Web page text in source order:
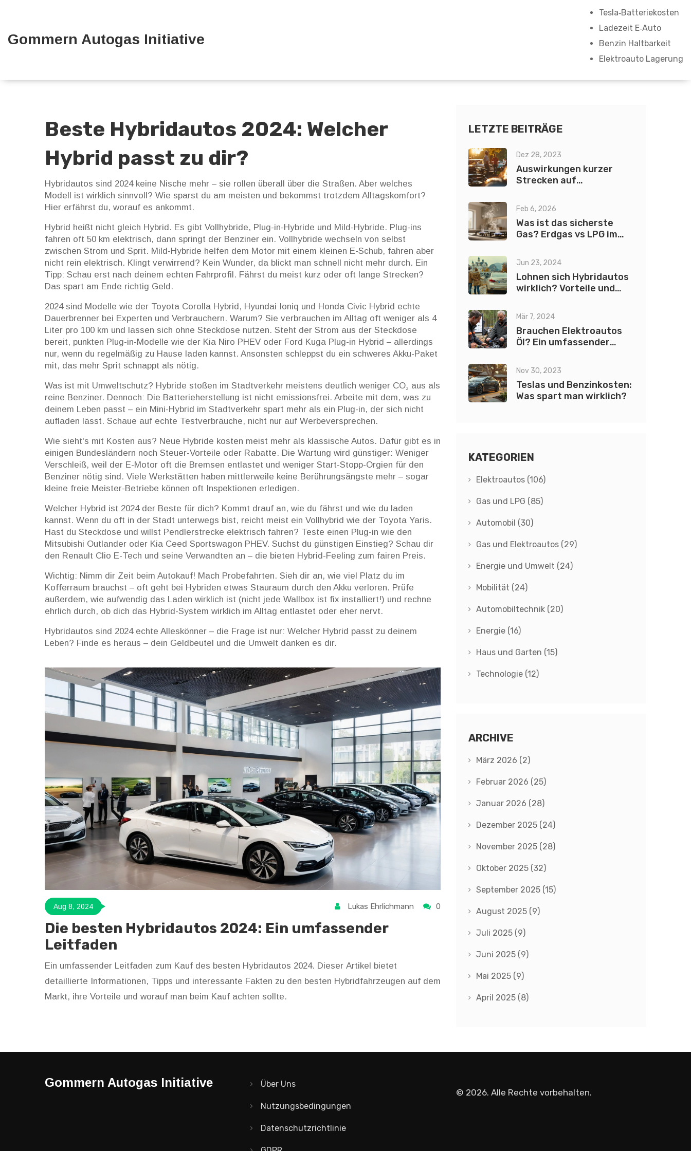
Gommern Autogas Initiative
Tesla‑Batteriekosten
Ladezeit E‑Auto
Benzin Haltbarkeit
Elektroauto Lagerung
Beste Hybridautos 2024: Welcher
Hybrid passt zu dir?
Hybridautos sind 2024 keine Nische mehr – sie rollen überall über die Straßen. Aber welches
Modell ist wirklich sinnvoll? Wie sparst du am meisten und bekommst trotzdem Alltagskomfort?
Hier erfährst du, worauf es ankommt.
Hybrid heißt nicht gleich Hybrid. Es gibt Vollhybride, Plug-in-Hybride und Mild-Hybride. Plug-ins
fahren oft 50 km elektrisch, dann springt der Benziner ein. Vollhybride wechseln von selbst
zwischen Strom und Sprit. Mild-Hybride helfen dem Motor mit einem kleinen E-Schub, fahren aber
nicht rein elektrisch. Klingt verwirrend? Kein Wunder, da blickt man schnell nicht mehr durch. Ein
Tipp: Schau erst nach deinem echten Fahrprofil. Fährst du meist kurz oder oft lange Strecken?
Das spart am Ende richtig Geld.
2024 sind Modelle wie der Toyota Corolla Hybrid, Hyundai Ioniq und Honda Civic Hybrid echte
Dauerbrenner bei Experten und Verbrauchern. Warum? Sie verbrauchen im Alltag oft weniger als 4
Liter pro 100 km und lassen sich ohne Steckdose nutzen. Steht der Strom aus der Steckdose
bereit, punkten Plug-in-Modelle wie der Kia Niro PHEV oder Ford Kuga Plug-in Hybrid – allerdings
nur, wenn du regelmäßig zu Hause laden kannst. Ansonsten schleppst du ein schweres Akku-Paket
mit, das mehr Sprit schnappt als nötig.
Was ist mit Umweltschutz? Hybride stoßen im Stadtverkehr meistens deutlich weniger CO₂ aus als
reine Benziner. Dennoch: Die Batterieherstellung ist nicht emissionsfrei. Arbeite mit dem, was zu
deinem Leben passt – ein Mini-Hybrid im Stadtverkehr spart mehr als ein Plug-in, der sich nicht
aufladen lässt. Schaue auf echte Testverbräuche, nicht nur auf Werbeversprechen.
Wie sieht's mit Kosten aus? Neue Hybride kosten meist mehr als klassische Autos. Dafür gibt es in
einigen Bundesländern noch Steuer-Vorteile oder Rabatte. Die Wartung wird günstiger: Weniger
Verschleiß, weil der E-Motor oft die Bremsen entlastet und weniger Start-Stopp-Orgien für den
Benziner nötig sind. Viele Werkstätten haben mittlerweile keine Berührungsängste mehr – sogar
kleine freie Meister-Betriebe können oft Inspektionen erledigen.
Welcher Hybrid ist 2024 der Beste für dich? Kommt drauf an, wie du fährst und wie du laden
kannst. Wenn du oft in der Stadt unterwegs bist, reicht meist ein Vollhybrid wie der Toyota Yaris.
Hast du Steckdose und willst Pendlerstrecke elektrisch fahren? Teste einen Plug-in wie den
Mitsubishi Outlander oder Kia Ceed Sportswagon PHEV. Suchst du günstigen Einstieg? Schau dir
den Renault Clio E-Tech und seine Verwandten an – die bieten Hybrid-Feeling zum fairen Preis.
Wichtig: Nimm dir Zeit beim Autokauf! Mach Probefahrten. Sieh dir an, wie viel Platz du im
Kofferraum brauchst – oft geht bei Hybriden etwas Stauraum durch den Akku verloren. Prüfe
außerdem, wie aufwendig das Laden wirklich ist (nicht jede Wallbox ist fix installiert!) und rechne
ehrlich durch, ob dich das Hybrid-System wirklich im Alltag entlastet oder eher nervt.
Hybridautos sind 2024 echte Alleskönner – die Frage ist nur: Welcher Hybrid passt zu deinem
Leben? Finde es heraus – dein Geldbeutel und die Umwelt danken es dir.
Aug 8, 2024 Lukas Ehrlichmann 0
Die besten Hybridautos 2024: Ein umfassender
Leitfaden
Ein umfassender Leitfaden zum Kauf des besten Hybridautos 2024. Dieser Artikel bietet
detaillierte Informationen, Tipps und interessante Fakten zu den besten Hybridfahrzeugen auf dem
Markt, ihre Vorteile und worauf man beim Kauf achten sollte.
LETZTE BEITRÄGE
Dez 28, 2023
Auswirkungen kurzer
Strecken auf
detaillierte Betrachtung
Feb 6, 2026
Was ist das sicherste
Gas? Erdgas vs LPG im
Jun 23, 2024
Lohnen sich Hybridautos
wirklich? Vorteile und
Mär 7, 2024
Brauchen Elektroautos
Öl? Ein umfassender
Nov 30, 2023
Teslas und Benzinkosten:
Was spart man wirklich?
KATEGORIEN
Elektroautos (106)
Gas und LPG (85)
Automobil (30)
Gas und Elektroautos (29)
Energie und Umwelt (24)
Mobilität (24)
Automobiltechnik (20)
Energie (16)
Haus und Garten (15)
Technologie (12)
ARCHIVE
März 2026 (2)
Februar 2026 (25)
Januar 2026 (28)
Dezember 2025 (24)
November 2025 (28)
Oktober 2025 (32)
September 2025 (15)
August 2025 (9)
Juli 2025 (9)
Juni 2025 (9)
Mai 2025 (9)
April 2025 (8)
Gommern Autogas Initiative Über Uns
Nutzungsbedingungen
Datenschutzrichtlinie
© 2026. Alle Rechte vorbehalten.